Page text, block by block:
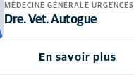
MÉDECINE GÉNÉRALE URGENCES
Dre. Vet. Autogue
En savoir plus